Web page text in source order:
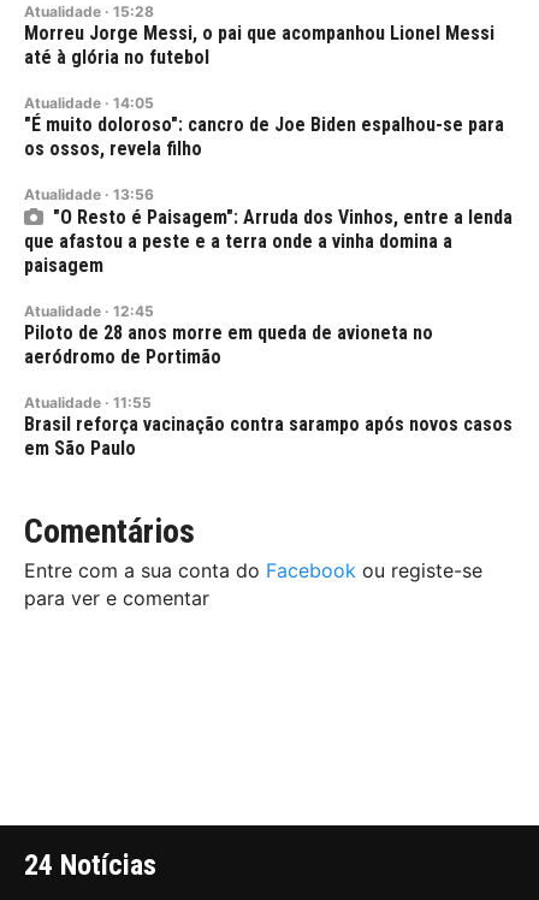
Atualidade · 15:28
Morreu Jorge Messi, o pai que acompanhou Lionel Messi
até à glória no futebol
Atualidade · 14:05
"É muito doloroso": cancro de Joe Biden espalhou-se para
os ossos, revela filho
Atualidade · 13:56
"O Resto é Paisagem": Arruda dos Vinhos, entre a lenda
que afastou a peste e a terra onde a vinha domina a
paisagem
Atualidade · 12:45
Piloto de 28 anos morre em queda de avioneta no
aeródromo de Portimão
Atualidade · 11:55
Brasil reforça vacinação contra sarampo após novos casos
em São Paulo
Comentários
Entre com a sua conta do Facebook ou registe-se
para ver e comentar
24 Notícias